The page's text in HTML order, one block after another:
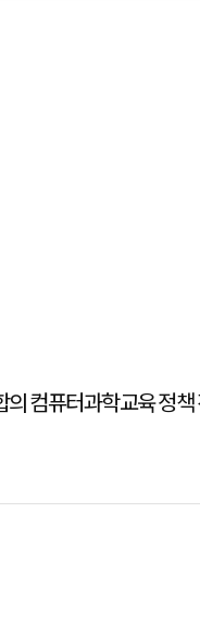
컴퓨터과학교육 정